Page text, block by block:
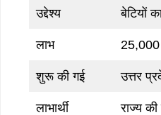
उद्देश्य बेटियों
लाभ 25,000
शुरू की गई उत्तर
लाभार्थी राज्य की